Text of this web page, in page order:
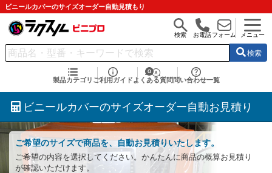
ビニールカバーのサイズオーダー自動見積もり
検索 お電話フォーム メニュー
検索
製品カテゴリ ご利用ガイド よくある質問 問い合わせ一覧
ビニールカバーのサイズオーダー自動お見積り
ご希望のサイズで商品を、自動お見積りいたします。
ご希望の内容を選択してください。かんたんに商品の概算お見積り
が確認いただけます。